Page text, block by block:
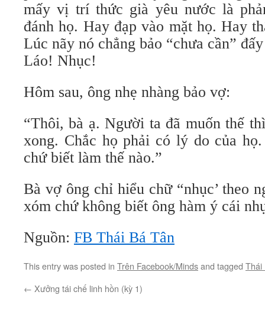
mấy vị trí thức già yêu nước là
đánh họ. Hay đạp vào mặt họ. Hay
Lúc nãy nó chẳng bảo “chưa cần”
Láo! Nhục!
Hôm sau, ông nhẹ nhàng bảo vợ:
“Thôi, bà ạ. Người ta đã muốn thế
xong. Chắc họ phải có lý do của
chứ biết làm thế nào.”
Bà vợ ông chỉ hiểu chữ “nhục’ theo
xóm chứ không biết ông hàm ý cái
Nguồn: FB Thái Bá Tân
This entry was posted in Trên Facebook/Mindsand tagged Thái
← Xưởng tái chế linh hồn (kỳ 1)